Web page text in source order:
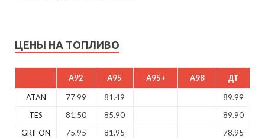
ЦЕНЫ НА ТОПЛИВО
A92 A95 A95+ A98 ДТ
ATAN 77.99 81.49
89.99
TES
81.50 85.90
89.90
GRIFON
75.95 81.95 78.95